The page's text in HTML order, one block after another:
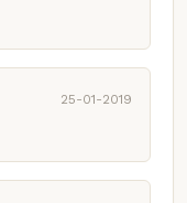
25-01-2019